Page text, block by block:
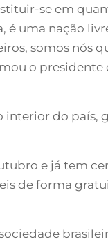
se em
é uma nação
somos nós
o
interior do país,
e já tem
de forma